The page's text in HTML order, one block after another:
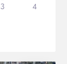
3 4